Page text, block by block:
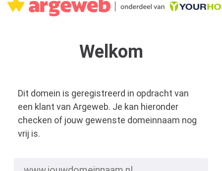
Welkom
Dit domein is geregistreerd in opdracht van
een klant van Argeweb. Je kan hieronder
checken of jouw gewenste domeinnaam nog
vrij is.